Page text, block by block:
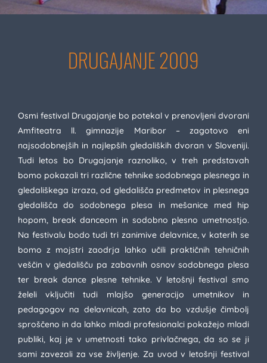
DRUGAJANJE 2009
Osmi festival Drugajanje bo potekal v prenovljeni dvorani
Amfiteatra ll. gimnazije Maribor – zagotovo eni
najsodobnejših in najlepših gledaliških dvoran v Sloveniji.
Tudi letos bo Drugajanje raznoliko, v treh predstavah
bomo pokazali tri različne tehnike sodobnega plesnega in
gledališkega izraza, od gledališča predmetov in plesnega
gledališča do sodobnega plesa in mešanice med hip
hopom, break danceom in sodobno plesno umetnostjo.
Na festivalu bodo tudi tri zanimive delavnice, v katerih se
bomo z mojstri zaodrja lahko učili praktičnih tehničnih
veščin v gledališču pa zabavnih osnov sodobnega plesa
ter break dance plesne tehnike. V letošnji festival smo
želeli vključiti tudi mlajšo generacijo umetnikov in
pedagogov na delavnicah, zato da bo vzdušje čimbolj
sproščeno in da lahko mladi profesionalci pokažejo mladi
publiki, kaj je v umetnosti tako privlačnega, da so se ji
sami zavezali za vse življenje. Za uvod v letošnji festival